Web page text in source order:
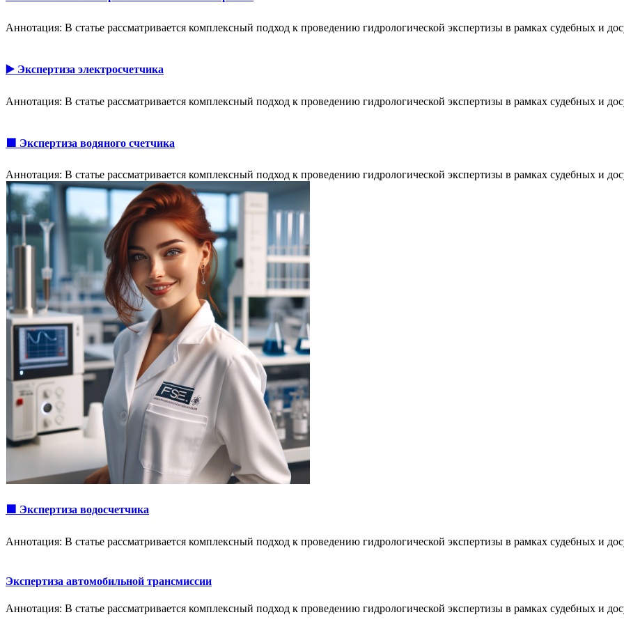
Аннотация: В статье рассматривается комплексный подход к проведению гидрологической экспертизы в рамках судебных и
▶️ Экспертиза электросчетчика
Аннотация: В статье рассматривается комплексный подход к проведению гидрологической экспертизы в рамках судебных и
🟩 Экспертиза водяного счетчика
Аннотация: В статье рассматривается комплексный подход к проведению гидрологической экспертизы в рамках судебных и
🟩 Экспертиза водосчетчика
Аннотация: В статье рассматривается комплексный подход к проведению гидрологической экспертизы в рамках судебных и
Экспертиза автомобильной трансмиссии
Аннотация: В статье рассматривается комплексный подход к проведению гидрологической экспертизы в рамках судебных и